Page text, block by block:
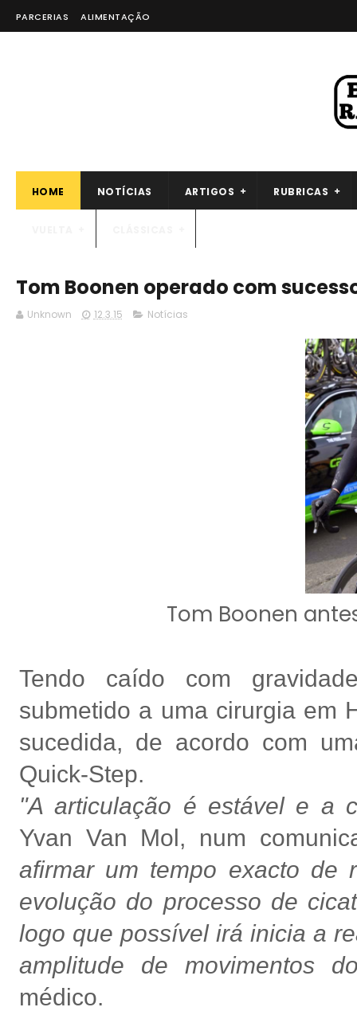
PARCERIAS ALIMENTAÇÃO
HOME NOTÍCIAS ARTIGOS RUBRICAS
Tom Boonen operado com
Unknown 12.3.15 Notícias
Tom Boonen
Tendo caído com
submetido a uma cirurgia em
sucedida, de acordo com
Quick-Step.
"A articulação é estável e a
Yvan Van Mol, num
afirmar um tempo exacto de
evolução do processo de
logo que possível irá inicia a
amplitude de movimentos
médico.